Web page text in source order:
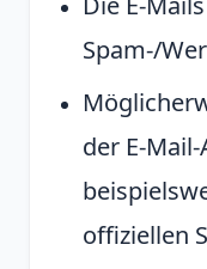
Spam-/
der E-
offiziellen